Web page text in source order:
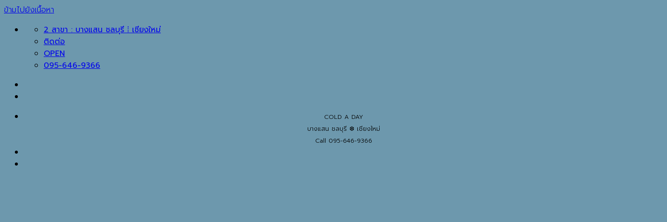
ข้ามไปยังเนื้อหา
2 สาขา : บางแสน ชลบุรี ⁞ เชียงใหม่
ติดต่อ
OPEN
095-646-9366
COLD A DAY
บางแสน ชลบุรี ❆ เชียงใหม่
Call 095-646-9366